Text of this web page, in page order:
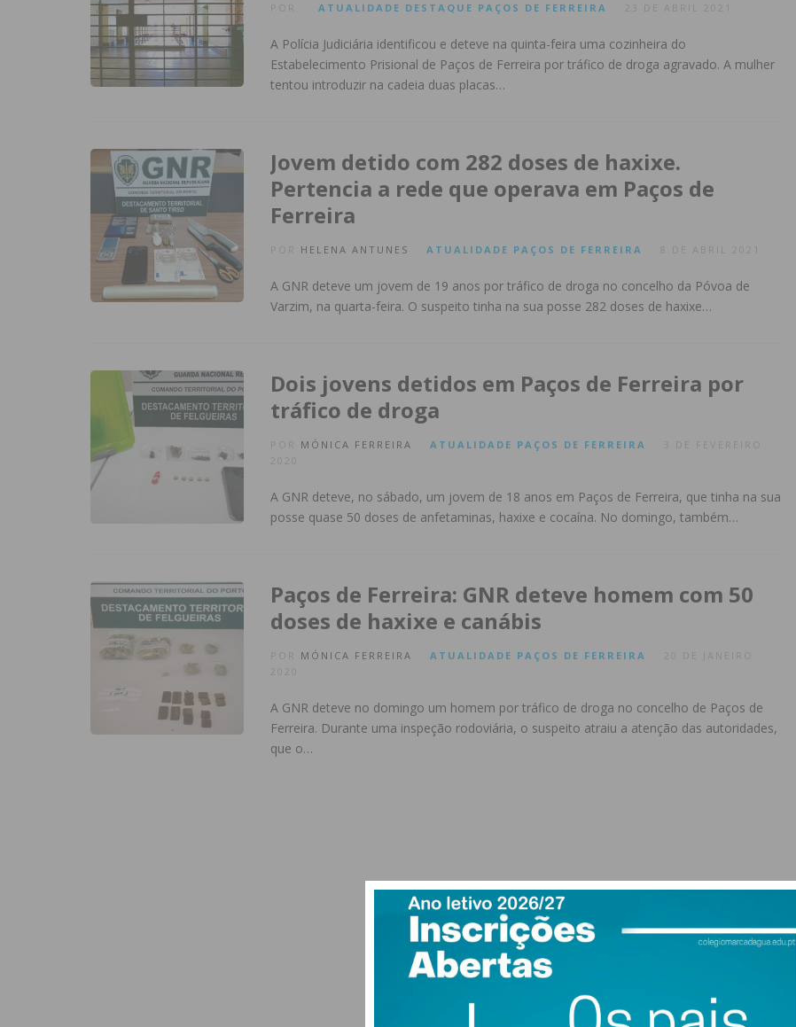
ATUALIDADE DESTAQUE PAÇOS DE FERREIRA 23 DE ABRIL 2021
A Polícia Judiciária identificou e deteve na quinta-feira uma cozinheira do
Estabelecimento Prisional de Paços de Ferreira por tráfico de droga agravado. A mulher
tentou introduzir na cadeia duas placas…
Jovem detido com 282 doses de haxixe.
Pertencia a rede que operava em Paços de
Ferreira
HELENA ANTUNES ATUALIDADE PAÇOS DE FERREIRA 8 DE ABRIL 2021
A GNR deteve um jovem de 19 anos por tráfico de droga no concelho da Póvoa de
Varzim, na quarta-feira. O suspeito tinha na sua posse 282 doses de haxixe…
Dois jovens detidos em Paços de Ferreira por
tráfico de droga
MÓNICA FERREIRA ATUALIDADE PAÇOS DE FERREIRA
A GNR deteve, no sábado, um jovem de 18 anos em Paços de Ferreira, que tinha na sua
posse quase 50 doses de anfetaminas, haxixe e cocaína. No domingo, também…
Paços de Ferreira: GNR deteve homem com 50
doses de haxixe e canábis
MÓNICA FERREIRA ATUALIDADE PAÇOS DE FERREIRA
20 DE JANEIRO
A GNR deteve no domingo um homem por tráfico de droga no concelho de Paços de
Ferreira. Durante uma inspeção rodoviária, o suspeito atraiu a atenção das autoridades,
que o…